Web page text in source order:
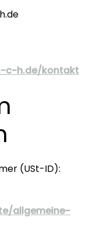
h.de/kontakt
(USt-ID):
allgemeine-